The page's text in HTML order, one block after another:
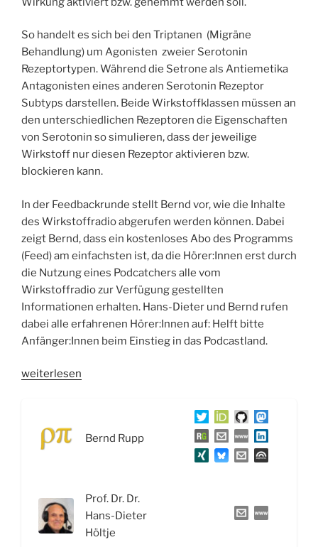
So handelt es sich bei den Triptanen (Migräne
Behandlung) um Agonisten zweier Serotonin
Rezeptortypen. Während die Setrone als Antiemetika
Antagonisten eines anderen Serotonin Rezeptor
Subtyps darstellen. Beide Wirkstoffklassen müssen an
den unterschiedlichen Rezeptoren die Eigenschaften
von Serotonin so simulieren, dass der jeweilige
Wirkstoff nur diesen Rezeptor aktivieren bzw.
blockieren kann.
In der Feedbackrunde stellt Bernd vor, wie die Inhalte
des Wirkstoffradio abgerufen werden können. Dabei
zeigt Bernd, dass ein kostenloses Abo des Programms
(Feed) am einfachsten ist, da die Hörer:Innen erst durch
die Nutzung eines Podcatchers alle vom
Wirkstoffradio zur Verfügung gestellten
Informationen erhalten. Hans-Dieter und Bernd rufen
dabei alle erfahrenen Hörer:Innen auf: Helft bitte
Anfänger:Innen beim Einstieg in das Podcastland.
„WSR057
Migräne
weiterlesen
Bernd Rupp
Prof. Dr. Dr.
Hans-Dieter
Höltje